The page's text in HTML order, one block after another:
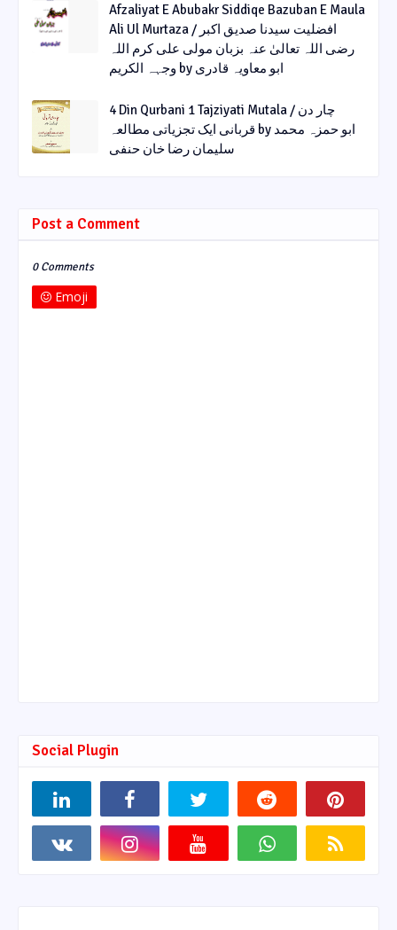
Afzaliyat E Abubakr Siddiqe Bazuban E Maula
Ali Ul Murtaza / افضلیت سیدنا صدیق اکبر
رضی اللہ تعالیٰ عنہ بزبان مولی علی کرم اللہ
وجہہ الکریم by ابو معاویہ قادری
4 Din Qurbani 1 Tajziyati Mutala / چار دن
قربانی ایک تجزیاتی مطالعہ by ابو حمزہ محمد
سلیمان رضا خان حنفی
Post a Comment
0 Comments
Emoji
Social Plugin